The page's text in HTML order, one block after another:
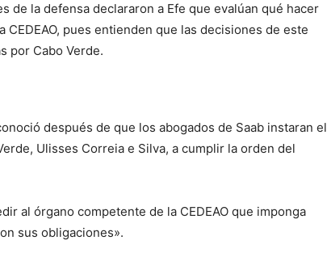
de la defensa declararon a Efe que evalúan qué hacer
pues entienden que las decisiones de este
por Cabo Verde.
después de que los abogados de Saab instaran el
Ulisses Correia e Silva, a cumplir la orden del
al órgano competente de la CEDEAO que imponga
sus obligaciones».